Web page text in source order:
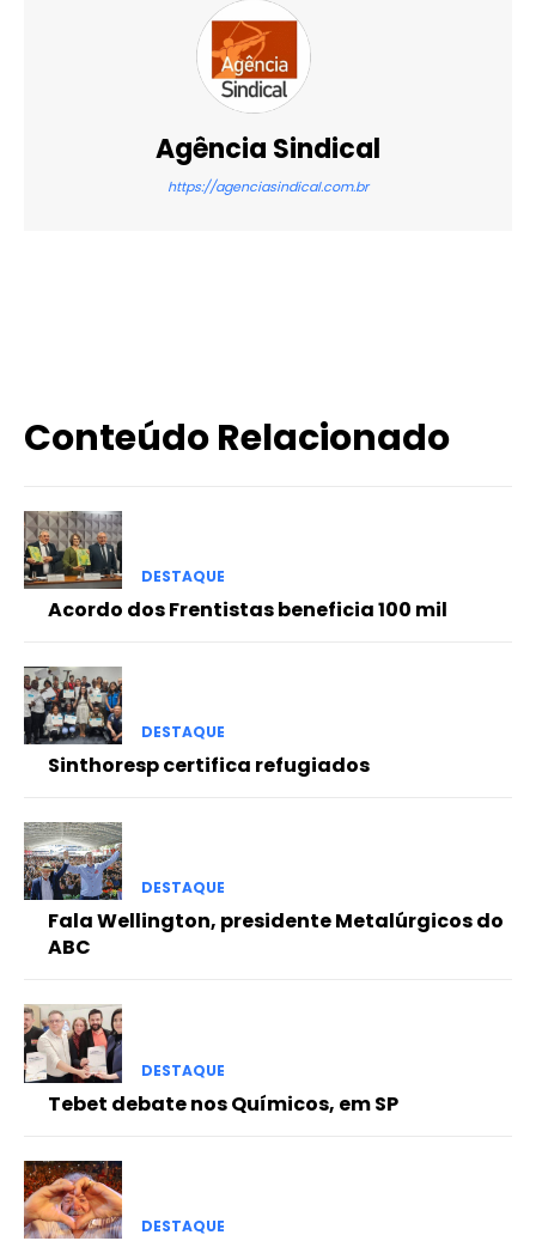
Agência Sindical
https://agenciasindical.com.br
Conteúdo Relacionado
DESTAQUE
Acordo dos Frentistas beneficia 100 mil
DESTAQUE
Sinthoresp certifica refugiados
DESTAQUE
Fala Wellington, presidente Metalúrgicos do
ABC
DESTAQUE
Tebet debate nos Químicos, em SP
DESTAQUE